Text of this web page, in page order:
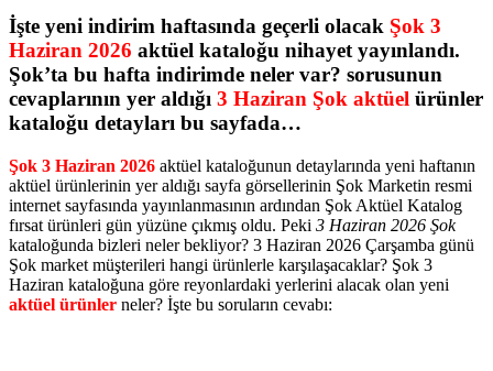
İşte yeni indirim haftasında geçerli olacak Şok 3
Haziran 2026 aktüel kataloğu nihayet yayınlandı.
Şok’ta bu hafta indirimde neler var? sorusunun
cevaplarının yer aldığı 3 Haziran Şok aktüel ürünler
kataloğu detayları bu sayfada…
Şok 3 Haziran 2026 aktüel kataloğunun detaylarında yeni haftanın
aktüel ürünlerinin yer aldığı sayfa görsellerinin Şok Marketin resmi
internet sayfasında yayınlanmasının ardından Şok Aktüel Katalog
fırsat ürünleri gün yüzüne çıkmış oldu. Peki 3 Haziran 2026 Şok
kataloğunda bizleri neler bekliyor? 3 Haziran 2026 Çarşamba günü
Şok market müşterileri hangi ürünlerle karşılaşacaklar? Şok 3
Haziran kataloğuna göre reyonlardaki yerlerini alacak olan yeni
aktüel ürünler neler? İşte bu soruların cevabı: